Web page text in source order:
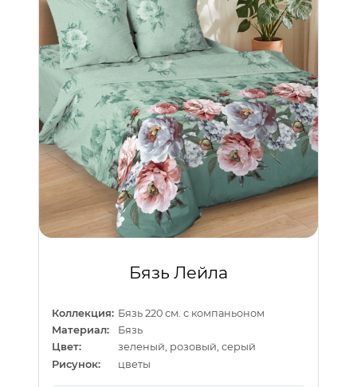
Бязь Лейла
Коллекция: Бязь 220 см. с компаньоном
Материал:
Бязь
Цвет:
зеленый, розовый, серый
Рисунок:
цветы